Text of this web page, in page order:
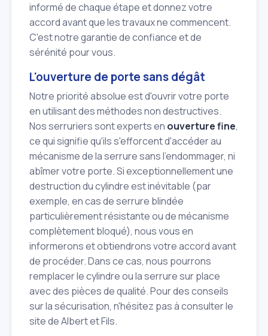
informé de chaque étape et donnez votre
accord avant que les travaux ne commencent.
C'est notre garantie de confiance et de
sérénité pour vous.
L'ouverture de porte sans dégât
Notre priorité absolue est d'ouvrir votre porte
en utilisant des méthodes non destructives.
Nos serruriers sont experts en ouverture fine,
ce qui signifie qu'ils s'efforcent d'accéder au
mécanisme de la serrure sans l'endommager, ni
abîmer votre porte. Si exceptionnellement une
destruction du cylindre est inévitable (par
exemple, en cas de serrure blindée
particulièrement résistante ou de mécanisme
complètement bloqué), nous vous en
informerons et obtiendrons votre accord avant
de procéder. Dans ce cas, nous pourrons
remplacer le cylindre ou la serrure sur place
avec des pièces de qualité. Pour des conseils
sur la sécurisation, n'hésitez pas à consulter le
site de Albert et Fils.